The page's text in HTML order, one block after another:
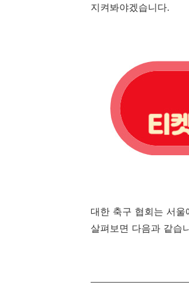
지켜봐야겠습니다.
대한 축구 협회는 서울
살펴보면 다음과 같습